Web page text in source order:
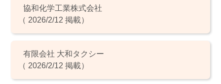
協和化学工業株式会社
（ 2026/2/12 掲載）
有限会社 大和タクシー
（ 2026/2/12 掲載）